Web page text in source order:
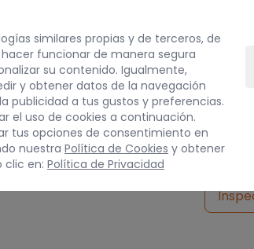
similares propias y de terceros, de
funcionar de manera segura
su contenido. Igualmente,
y obtener datos de la navegación
publicidad a tus gustos y preferencias.
el uso de cookies a continuación.
tus opciones de consentimiento en
nuestra Política de Cookies y obtener
clic en: Política de Privacidad